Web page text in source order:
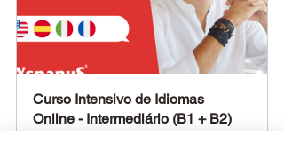
Curso Intensivo de Idiomas
Online - Intermediário (B1 + B2)